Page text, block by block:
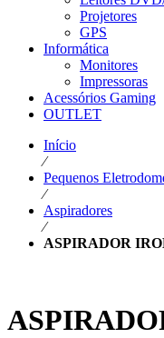
Projetores
GPS
Informática
Monitores
Impressoras
Acessórios Gaming
OUTLET
Início
⁄
Pequenos
⁄
Aspiradores
⁄
ASPIRADOR